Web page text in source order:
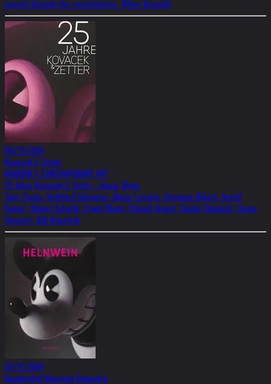
peered through the crenellations. (Riley Keough)
09/11/2024
Kovacek & Zetter
MODERN & CONTEMPORARY ART
25 Jahre Kovacek & Zetter - Group Show
Tony Cragg, Gottfried Helnwein, Maria Lassnig, Hermann Nitsch, Arnulf
Rainer, Hubert Scheibl, Erwin Wurm, Eduard Angeli, Gunter Damisch, Xenia
Hausner, Kiki Kogelnik
07/12/2024
Kammerhof Museum Gmunden